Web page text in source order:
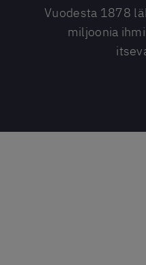
Vuodesta 1878
miljoonia